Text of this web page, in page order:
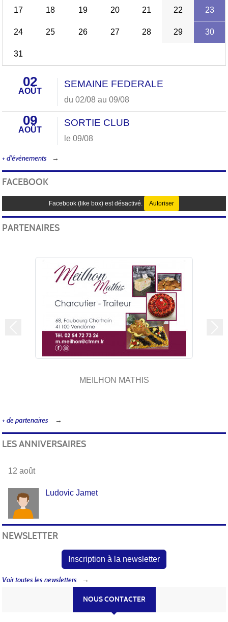
NOUS CONTACTER
17 18 19 20 21 22 23
24 25 26 27 28 29 30
31
02
AOÛT
SEMAINE FEDERALE
du 02/08 au 09/08
09
AOÛT
SORTIE CLUB
le 09/08
+ d'évènements
FACEBOOK
Facebook (like box) est désactivé. Autoriser
PARTENAIRES
MEILHON MATHIS
Précedent
+ de partenaires
LES ANNIVERSAIRES
12 août
Ludovic Jamet
NEWSLETTER
Inscription à la newsletter
Voir toutes les newsletters